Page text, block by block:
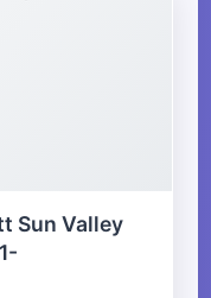
Sun Valley